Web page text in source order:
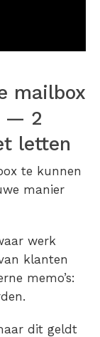
mailbox
— 2
letten
te kunnen
manier
werk
klanten
memo’s:
dit geldt